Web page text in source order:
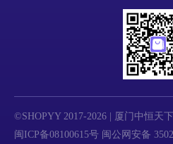
©SHOPYY 2017-2026 | 厦门中恒天
闽ICP备08100615号 闽公网安备